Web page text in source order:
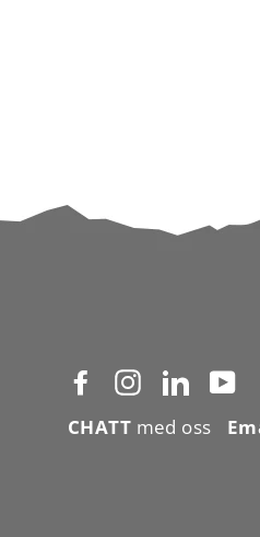
FacebookInstagram
LinkedIn
CHATT med oss